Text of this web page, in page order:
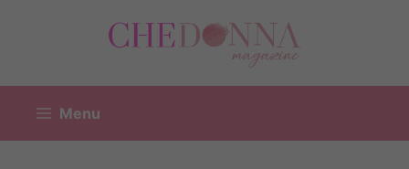
Menu